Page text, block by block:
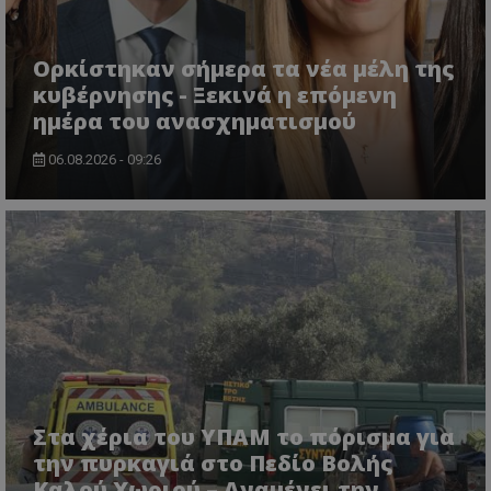
Ορκίστηκαν σήμερα τα νέα μέλη της
κυβέρνησης - Ξεκινά η επόμενη
ημέρα του ανασχηματισμού
06.08.2026 - 09:26
Στα χέρια του ΥΠΑΜ το πόρισμα για
την πυρκαγιά στο Πεδίο Βολής
VISITOR_PRIVACY_METADATA
YouTube
.youtube.com